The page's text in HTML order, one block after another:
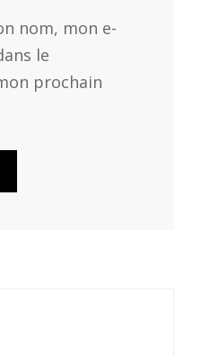
nom, mon e-
le
prochain